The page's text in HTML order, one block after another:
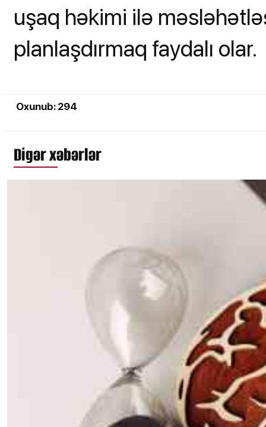
uşaq həkimi ilə
planlaşdırmaq faydalı olar.
Oxunub: 294
Digər xəbərlər